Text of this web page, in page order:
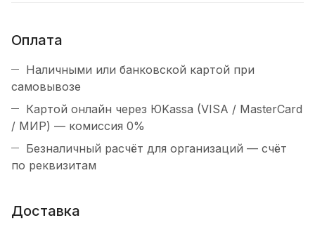
Оплата
Наличными или банковской картой при
самовывозе
Картой онлайн через ЮKassa (VISA / MasterCard
/ МИР) — комиссия 0%
Безналичный расчёт для организаций — счёт
по реквизитам
Доставка